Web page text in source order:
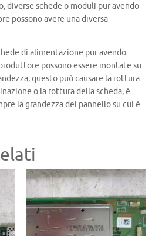
diverse schede o moduli pur avendo
possono avere una diversa
di alimentazione pur avendo
possono essere montate su
questo può causare la rottura
o la rottura della scheda, è
la grandezza del pannello su cui è